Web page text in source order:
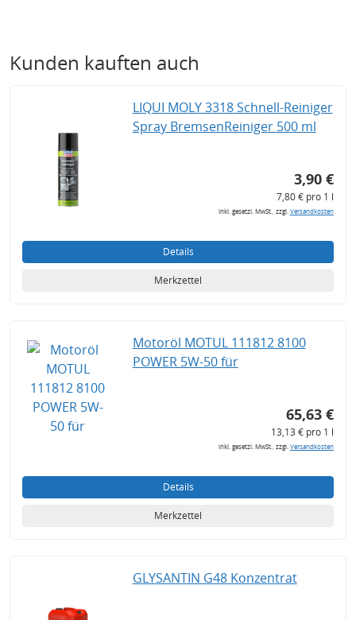
Kunden kauften auch
LIQUI MOLY 3318 Schnell-Reiniger
Spray BremsenReiniger 500 ml
3,90 €
7,80 € pro 1 l
inkl. gesetzl. MwSt., zzgl.Versandkosten
Details
Merkzettel
Motoröl MOTUL 111812 8100
POWER 5W-50 für
65,63 €
13,13 € pro 1 l
inkl. gesetzl. MwSt., zzgl.Versandkosten
Details
Merkzettel
GLYSANTIN G48 Konzentrat